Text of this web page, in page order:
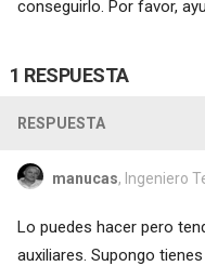
conseguirlo. Por favor,
1 RESPUESTA
RESPUESTA
manucas, Ingeniero
Lo puedes hacer pero
auxiliares. Supongo